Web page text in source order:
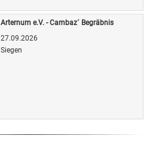
Arternum e.V. - Cambaz´ Begräbnis
27.09.2026
Siegen